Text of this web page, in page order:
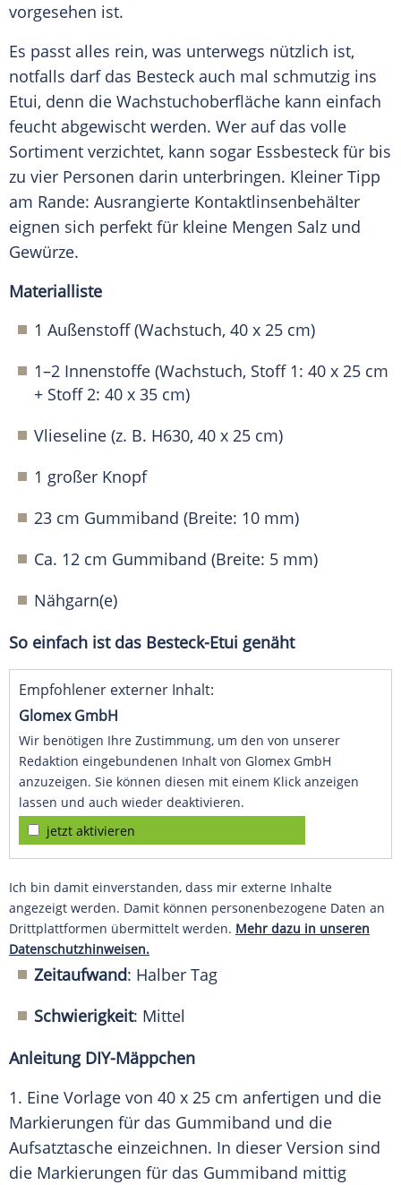
vorgesehen ist.
Es passt alles rein, was unterwegs nützlich ist,
notfalls darf das Besteck auch mal schmutzig ins
Etui, denn die Wachstuchoberfläche kann einfach
feucht abgewischt werden. Wer auf das volle
Sortiment verzichtet, kann sogar Essbesteck für bis
zu vier Personen darin unterbringen. Kleiner Tipp
am Rande: Ausrangierte Kontaktlinsenbehälter
eignen sich perfekt für kleine Mengen Salz und
Gewürze.
Materialliste
1 Außenstoff (Wachstuch, 40 x 25 cm)
1–2 Innenstoffe (Wachstuch, Stoff 1: 40 x 25 cm
+ Stoff 2: 40 x 35 cm)
Vlieseline (z. B. H630, 40 x 25 cm)
1 großer Knopf
23 cm Gummiband (Breite: 10 mm)
Ca. 12 cm Gummiband (Breite: 5 mm)
Nähgarn(e)
So einfach ist das Besteck-Etui genäht
Empfohlener externer Inhalt:
Glomex GmbH
Wir benötigen Ihre Zustimmung, um den von unserer
Redaktion eingebundenen Inhalt von Glomex GmbH
anzuzeigen. Sie können diesen mit einem Klick anzeigen
lassen und auch wieder deaktivieren.
jetzt aktivieren
Ich bin damit einverstanden, dass mir externe Inhalte
angezeigt werden. Damit können personenbezogene Daten an
Drittplattformen übermittelt werden. Mehr dazu in unseren
Datenschutzhinweisen.
Zeitaufwand: Halber Tag
Schwierigkeit: Mittel
Anleitung DIY-Mäppchen
1. Eine Vorlage von 40 x 25 cm anfertigen und die
Markierungen für das Gummiband und die
Aufsatztasche einzeichnen. In dieser Version sind
die Markierungen für das Gummiband mittig